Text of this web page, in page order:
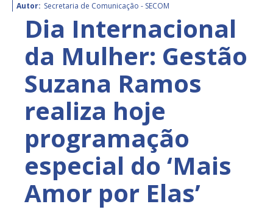
Autor: Secretaria de Comunicação - SECOM
Dia Internacional
da Mulher: Gestão
Suzana Ramos
realiza hoje
programação
especial do ‘Mais
Amor por Elas’